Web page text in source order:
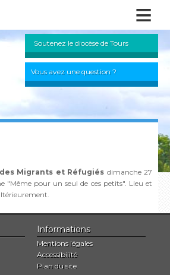
≡
Soutenez le diocèse de Tours
Vous avez une question ?
Migrants et Réfugiés dimanche 27
"Même pour un seul de ces petits". Lieu et
Informations
Mentions légales
Accessibilité
Plan du site